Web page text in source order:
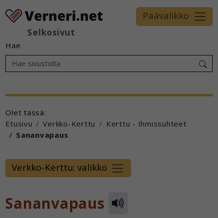
Selkosivut
Päävalikko
Hae
Olet tässä:
Etusivu
Verkko-Kerttu
Kerttu - Ihmissuhteet
Sananvapaus
Verkko-Kerttu: valikko
Sananvapaus